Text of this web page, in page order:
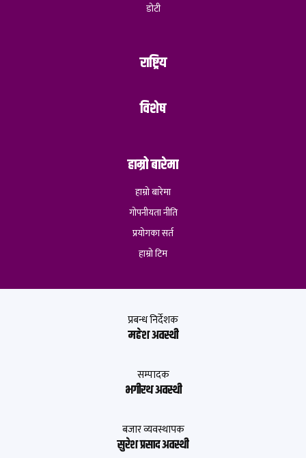
डोटी
राष्ट्रिय
विशेष
हाम्रो बारेमा
हाम्रो बारेमा
गोपनीयता नीति
प्रयोगका सर्त
हाम्रो टिम
प्रबन्ध निर्देशक
महेश अवस्थी
सम्पादक
भगीरथ अवस्थी
बजार व्यवस्थापक
सुरेश प्रसाद अवस्थी